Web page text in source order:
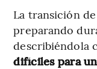
La transición
preparando
describiéndola
difíciles para